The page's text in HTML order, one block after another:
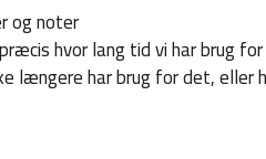
og noter
hvor lang tid vi har brug
længere har brug for det, eller